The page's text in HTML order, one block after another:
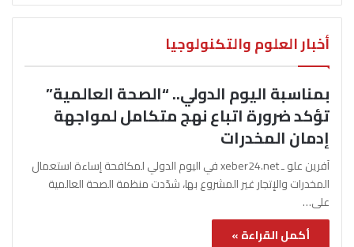
أخبار العلوم والتكنولوجيا
بمناسبة اليوم الدولي.. “الصحة العالمية”
تؤكد ضرورة اتباع نهج متكامل لمواجهة
إدمان المخدرات
آفرين علو ـ xeber24.net في اليوم الدولي لمكافحة إساءة استعمال
المخدرات والإتجار غير المشروع بها، شدّدت منظمة الصحة العالمية
على…
أكمل القراءة »